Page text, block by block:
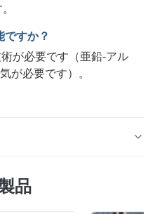
すか？
が必要です（亜鉛-アル
が必要です）。
どいコイル 耐候性 製品仕
品